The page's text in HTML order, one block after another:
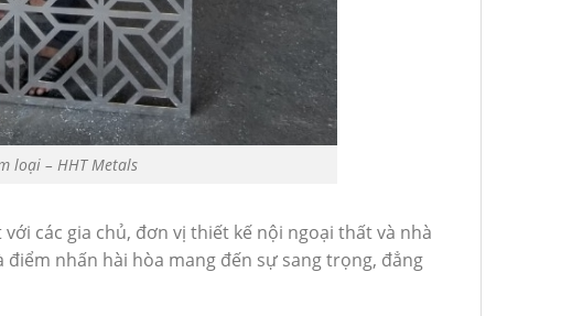
loại – HHT Metals
các gia chủ, đơn vị thiết kế nội ngoại thất và nhà
nhấn hài hòa mang đến sự sang trọng, đẳng